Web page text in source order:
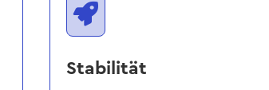

Stabilität